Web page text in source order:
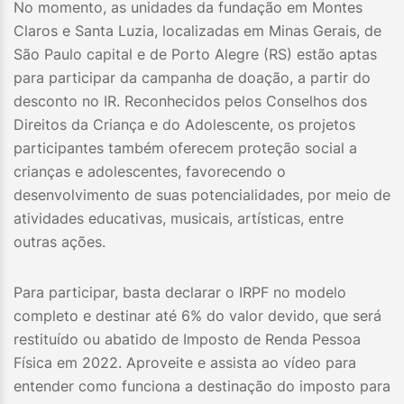
No momento, as unidades da fundação em Montes
Claros e Santa Luzia, localizadas em Minas Gerais, de
São Paulo capital e de Porto Alegre (RS) estão aptas
para participar da campanha de doação, a partir do
desconto no IR. Reconhecidos pelos Conselhos dos
Direitos da Criança e do Adolescente, os projetos
participantes também oferecem proteção social a
crianças e adolescentes, favorecendo o
desenvolvimento de suas potencialidades, por meio de
atividades educativas, musicais, artísticas, entre
outras ações.
Para participar, basta declarar o IRPF no modelo
completo e destinar até 6% do valor devido, que será
restituído ou abatido de Imposto de Renda Pessoa
Física em 2022. Aproveite e assista ao vídeo para
entender como funciona a destinação do imposto para